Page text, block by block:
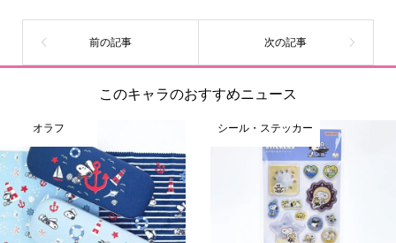
このキャラのおすすめニュース
オラフ シール・ステッカー